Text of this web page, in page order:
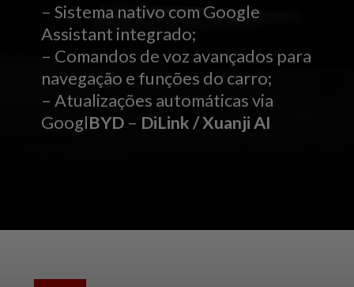
– Sistema nativo com Google
Assistant integrado;
– Comandos de voz avançados para
navegação e funções do carro;
– Atualizações automáticas via
GooglBYD – DiLink / Xuanji AI